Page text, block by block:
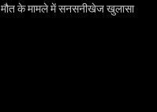
मौत के मामले में सनसनीखेज खुलासा